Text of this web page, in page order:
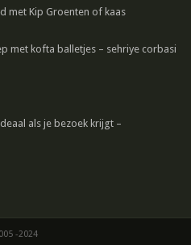
met Kip Groenten of kaas
met kofta balletjes – sehriye corbasi
als je bezoek krijgt –
-2024